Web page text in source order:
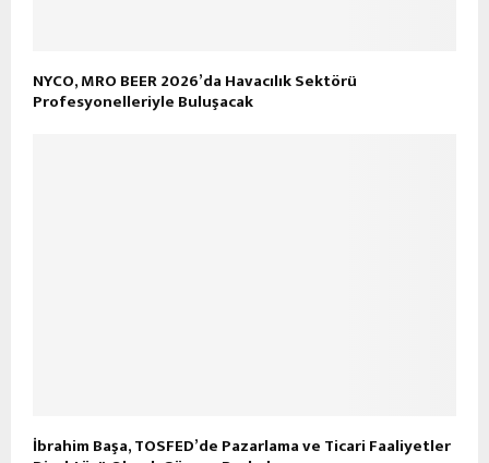
NYCO, MRO BEER 2026’da Havacılık Sektörü
Profesyonelleriyle Buluşacak
İbrahim Başa, TOSFED’de Pazarlama ve Ticari Faaliyetler